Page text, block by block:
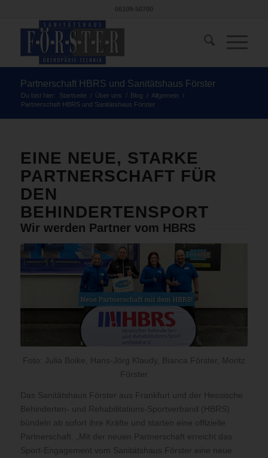
Partnerschaft HBRS und Sanitätshaus Förster
Du bist hier: Startseite / Über uns / Blog / Allgemein /
Partnerschaft HBRS und Sanitätshaus Förster
EINE NEUE, STARKE
PARTNERSCHAFT FÜR
DEN
BEHINDERTENSPORT
Wir werden Partner vom HBRS
Foto: Julia Boike, Hans-Jörg Klaudy, Bianca Förster, Moritz
Förster
Das Sanitätshaus Förster aus Frankfurt und der Hessische
Behinderten- und Rehabilitations-Sportverband (HBRS)
bündeln ab sofort ihre Kräfte und starten eine offizielle
Partnerschaft. „Mit der neuen Partnerschaft erreicht das
Sport-Engagement vom Sanitätshaus Förster eine neue